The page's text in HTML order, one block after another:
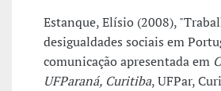
Estanque, Elísio (2008),
desigualdades sociais em
comunicação apresentada em
UFParaná, Curitiba, UFPar,